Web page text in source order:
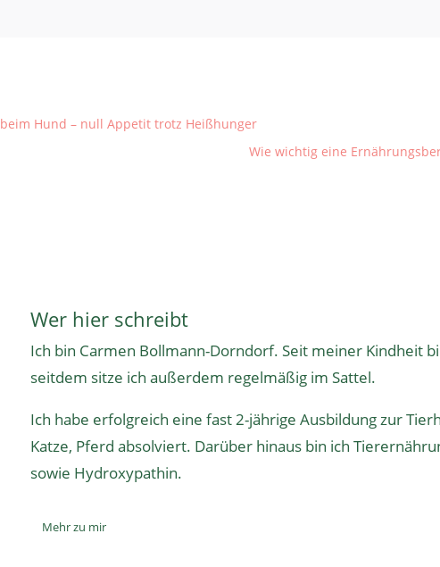
Hund – null Appetit trotz Heißhunger
Wie wichtig eine
Wer hier schreibt
Ich bin Carmen Bollmann-Dorndorf. Seit meiner Kindheit
seitdem sitze ich außerdem regelmäßig im Sattel.
Ich habe erfolgreich eine fast 2-jährige Ausbildung zur
Katze, Pferd absolviert. Darüber hinaus bin ich
sowie Hydroxypathin.
Mehr zu mir